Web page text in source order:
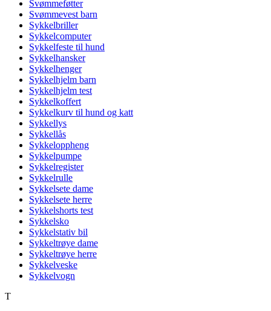
Svømmeføtter
Svømmevest barn
Sykkelbriller
Sykkelcomputer
Sykkelfeste til hund
Sykkelhansker
Sykkelhenger
Sykkelhjelm barn
Sykkelhjelm test
Sykkelkoffert
Sykkelkurv til hund og katt
Sykkellys
Sykkellås
Sykkeloppheng
Sykkelpumpe
Sykkelregister
Sykkelrulle
Sykkelsete dame
Sykkelsete herre
Sykkelshorts test
Sykkelsko
Sykkelstativ bil
Sykkeltrøye dame
Sykkeltrøye herre
Sykkelveske
Sykkelvogn
T